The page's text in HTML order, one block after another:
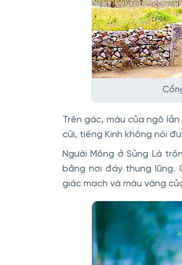
Trên gác, màu của ngô
cửi, tiếng Kinh không nói
Người Mông ở Sủng Là
bằng nơi đáy thung lũng.
giác mạch và màu vàng